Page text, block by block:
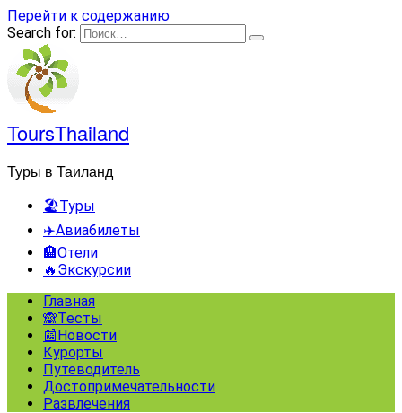
Перейти к содержанию
Search for:
ToursThailand
Туры в Таиланд
🏖️Туры
✈️Авиабилеты
🏨Отели
🔥Экскурсии
Главная
🙈Тесты
📰Новости
Курорты
Путеводитель
Достопримечательности
Развлечения